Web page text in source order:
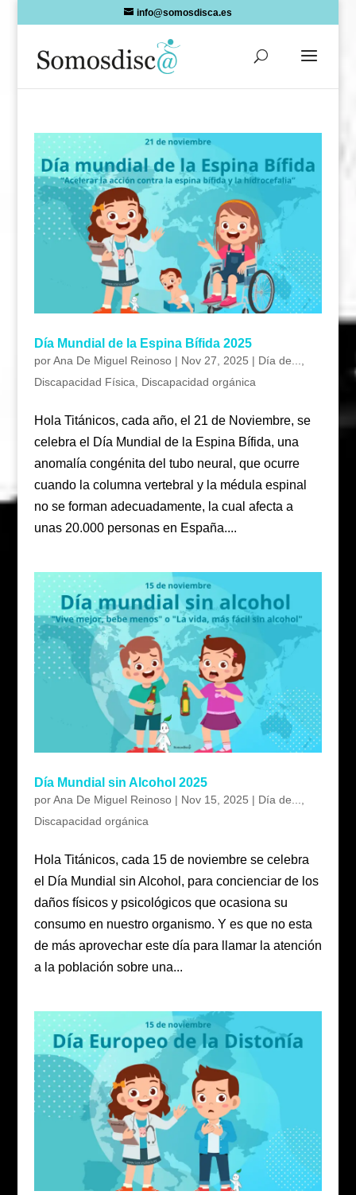
info@somosdisca.es
Día Mundial de la Espina Bífida 2025
porAna De Miguel Reinoso| Nov 27, 2025 | Día de...
Discapacidad Física
Discapacidad orgánica
Hola Titánicos, cada año, el 21 de Noviembre, se
celebra el Día Mundial de la Espina Bífida, una
anomalía congénita del tubo neural, que ocurre
cuando la columna vertebral y la médula espinal
no se forman adecuadamente, la cual afecta a
unas 20.000 personas en España....
Día Mundial sin Alcohol 2025
porAna De Miguel Reinoso| Nov 15, 2025 | Día de...
Discapacidad orgánica
Hola Titánicos, cada 15 de noviembre se celebra
el Día Mundial sin Alcohol, para concienciar de los
daños físicos y psicológicos que ocasiona su
consumo en nuestro organismo. Y es que no esta
de más aprovechar este día para llamar la atención
a la población sobre una...